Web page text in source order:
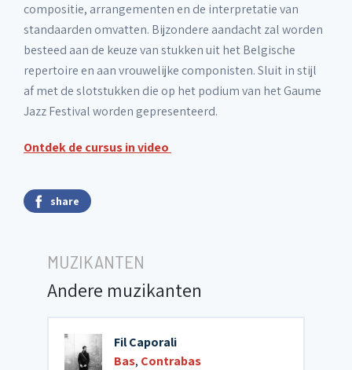
compositie, arrangementen en de interpretatie van
standaarden omvatten. Bijzondere aandacht zal worden
besteed aan de keuze van stukken uit het Belgische
repertoire en aan vrouwelijke componisten. Sluit in stijl
af met de slotstukken die op het podium van het Gaume
Jazz Festival worden gepresenteerd.
Ontdek de cursus in video
share
MUZIKANTEN
Andere muzikanten
Fil Caporali
Bas, Contrabas